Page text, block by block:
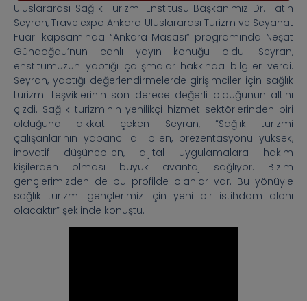
Uluslararası Sağlık Turizmi Enstitüsü Başkanımız Dr. Fatih
Seyran, Travelexpo Ankara Uluslararası Turizm ve Seyahat
Fuarı kapsamında “Ankara Masası” programında Neşat
Gündoğdu’nun canlı yayın konuğu oldu. Seyran,
enstitümüzün yaptığı çalışmalar hakkında bilgiler verdi.
Seyran, yaptığı değerlendirmelerde girişimciler için sağlık
turizmi teşviklerinin son derece değerli olduğunun altını
çizdi. Sağlık turizminin yenilikçi hizmet sektörlerinden biri
olduğuna dikkat çeken Seyran, “Sağlık turizmi
çalışanlarının yabancı dil bilen, prezentasyonu yüksek,
inovatif düşünebilen, dijital uygulamalara hakim
kişilerden olması büyük avantaj sağlıyor. Bizim
gençlerimizden de bu profilde olanlar var. Bu yönüyle
sağlık turizmi gençlerimiz için yeni bir istihdam alanı
olacaktır” şeklinde konuştu.